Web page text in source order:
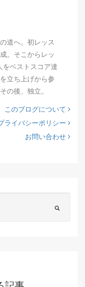
へ。初レッス
。そこからレッ
をベストスコア達
立ち上げから参
の後、独立。
このブログについて
ライバシーポリシー
お問い合わせ